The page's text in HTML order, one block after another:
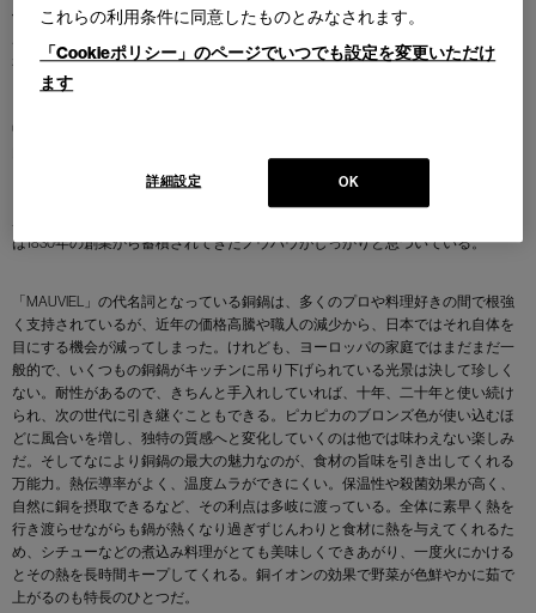
例えば、「MAUVIEL（ムヴィエール）」社の鍋。ここはもともとフランスのノ
れが、豊かな食材を求めて買い付けに訪れるシェフたちに依頼され、銅鍋をつ
くり始めたのがクックウェアブランド「MAUVIEL」誕生のきっかけとなった。
中心とする一帯。良質なバターとリンゴが有名なほか、海・川の魚介類、豚
ンス料理は語れない、といわれるほどだ。そんな食に関心の高い地方で、
は1830年の創業から蓄積されてきたノウハウがしっかりと息づいている。
「MAUVIEL」の代名詞となっている銅鍋は、多くのプロや料理好きの間で根強
く支持されているが、近年の価格高騰や職人の減少から、日本ではそれ自体を
目にする機会が減ってしまった。けれども、ヨーロッパの家庭ではまだまだ一
般的で、いくつもの銅鍋がキッチンに吊り下げられている光景は決して珍しく
ない。耐性があるので、きちんと手入れしていれば、十年、二十年と使い続け
られ、次の世代に引き継ぐこともできる。ピカピカのブロンズ色が使い込むほ
どに風合いを増し、独特の質感へと変化していくのは他では味わえない楽しみ
だ。そしてなにより銅鍋の最大の魅力なのが、食材の旨味を引き出してくれる
万能力。熱伝導率がよく、温度ムラができにくい。保温性や殺菌効果が高く、
自然に銅を摂取できるなど、その利点は多岐に渡っている。全体に素早く熱を
行き渡らせながらも鍋が熱くなり過ぎずじんわりと食材に熱を与えてくれるた
め、シチューなどの煮込み料理がとても美味しくできあがり、一度火にかける
とその熱を長時間キープしてくれる。銅イオンの効果で野菜が色鮮やかに茹で
上がるのも特長のひとつだ。
これらの利用条件に同意したものとみなされます。
「Cookieポリシー」のページでいつでも設定を変更いただけ
ます
OK
詳細設定